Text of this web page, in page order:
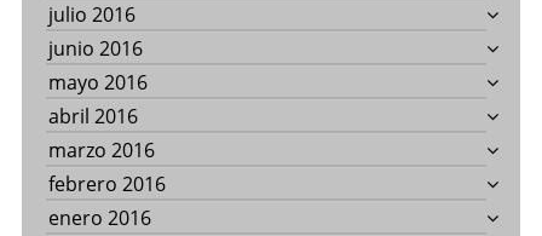
julio 2016
junio 2016
mayo 2016
abril 2016
marzo 2016
febrero 2016
enero 2016